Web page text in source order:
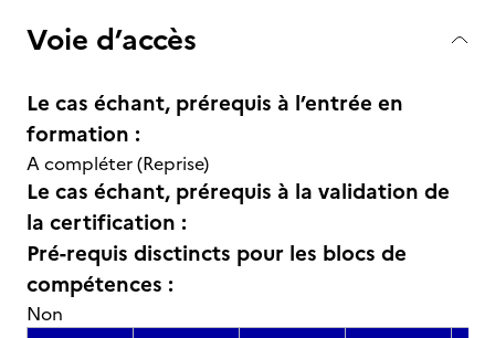
Voie d’accès
Le cas échant, prérequis à l’entrée en
formation :
A compléter (Reprise)
Le cas échant, prérequis à la validation de
la certification :
Pré-requis disctincts pour les blocs de
compétences :
Non